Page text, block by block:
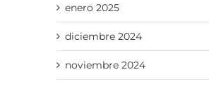
enero 2025
diciembre 2024
noviembre 2024